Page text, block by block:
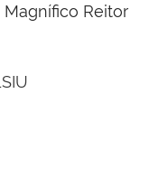
Reitor